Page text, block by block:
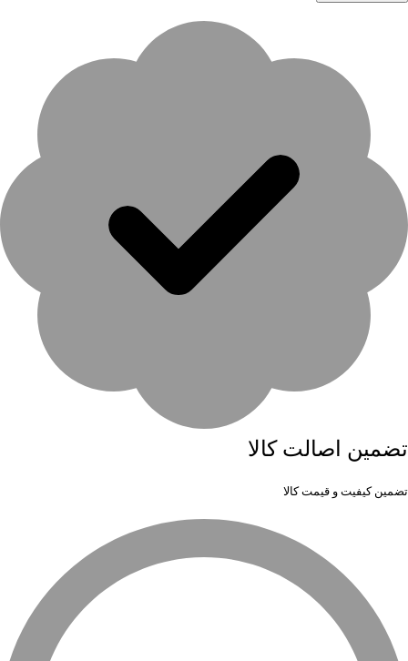
تضمین اصالت کالا
تضمین کیفیت و قیمت کالا